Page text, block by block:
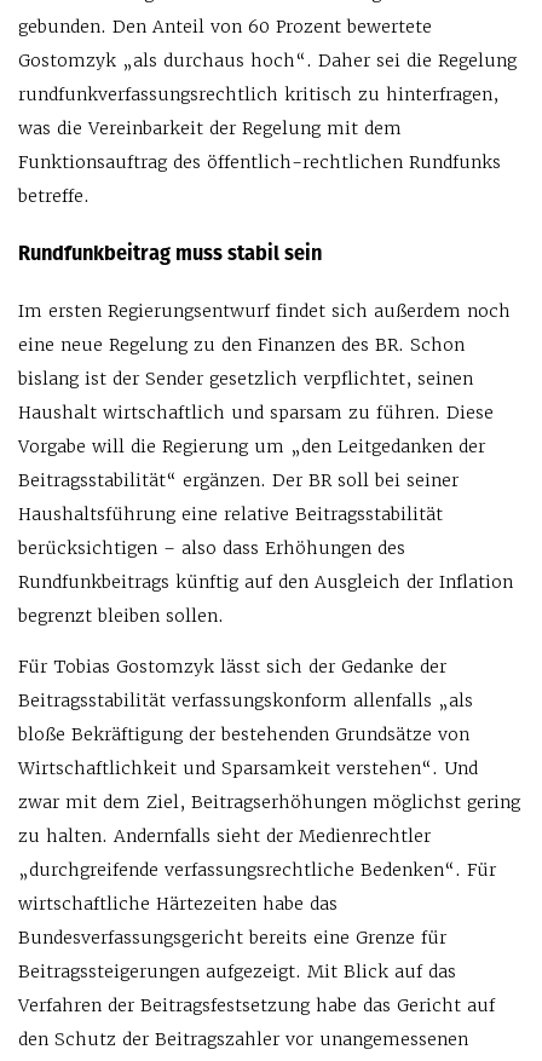
gebunden. Den Anteil von 60 Prozent bewertete
Gostomzyk „als durchaus hoch“. Daher sei die Regelung
rundfunkverfassungsrechtlich kritisch zu hinterfragen,
was die Vereinbarkeit der Regelung mit dem
Funktionsauftrag des öffentlich-rechtlichen Rundfunks
betreffe.
Rundfunkbeitrag muss stabil sein
Im ersten Regierungsentwurf findet sich außerdem noch
eine neue Regelung zu den Finanzen des BR. Schon
bislang ist der Sender gesetzlich verpflichtet, seinen
Haushalt wirtschaftlich und sparsam zu führen. Diese
Vorgabe will die Regierung um „den Leitgedanken der
Beitragsstabilität“ ergänzen. Der BR soll bei seiner
Haushaltsführung eine relative Beitragsstabilität
berücksichtigen – also dass Erhöhungen des
Rundfunkbeitrags künftig auf den Ausgleich der Inflation
begrenzt bleiben sollen.
Für Tobias Gostomzyk lässt sich der Gedanke der
Beitragsstabilität verfassungskonform allenfalls „als
bloße Bekräftigung der bestehenden Grundsätze von
Wirtschaftlichkeit und Sparsamkeit verstehen“. Und
zwar mit dem Ziel, Beitragserhöhungen möglichst gering
zu halten. Andernfalls sieht der Medienrechtler
„durchgreifende verfassungsrechtliche Bedenken“. Für
wirtschaftliche Härtezeiten habe das
Bundesverfassungsgericht bereits eine Grenze für
Beitragssteigerungen aufgezeigt. Mit Blick auf das
Verfahren der Beitragsfestsetzung habe das Gericht auf
den Schutz der Beitragszahler vor unangemessenen